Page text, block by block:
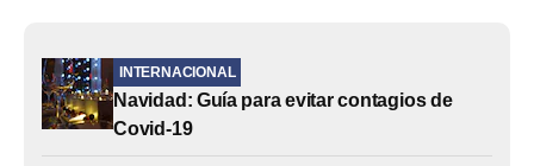
INTERNACIONAL
Navidad: Guía para evitar contagios de
Covid-19